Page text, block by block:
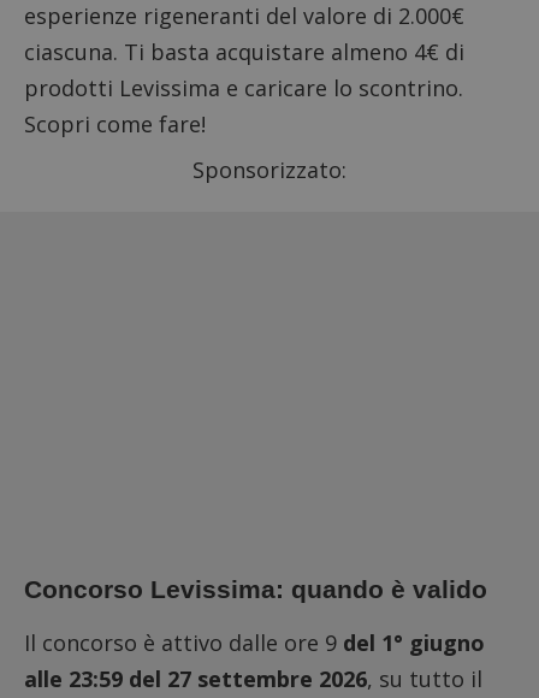
esperienze rigeneranti del valore di 2.000€
ciascuna. Ti basta acquistare almeno 4€ di
prodotti Levissima e caricare lo scontrino.
Scopri come fare!
Sponsorizzato:
Concorso Levissima: quando è valido
Il concorso è attivo dalle ore 9 del 1° giugno
alle 23:59 del 27 settembre 2026, su tutto il